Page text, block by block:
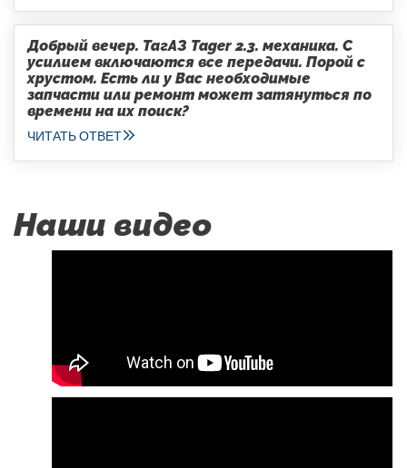
Добрый вечер. ТагАЗ Tager 2.3. механика. С
усилием включаются все передачи. Порой с
хрустом. Есть ли у Вас необходимые
запчасти или ремонт может затянуться по
времени на их поиск?
ЧИТАТЬ ОТВЕТ
Наши видео